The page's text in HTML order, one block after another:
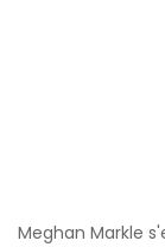
Meghan Markle